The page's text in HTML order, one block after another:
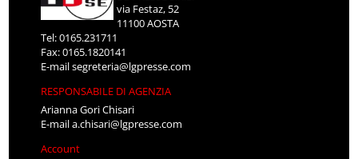
via Festaz, 52
11100 AOSTA
Tel: 0165.231711
Fax: 0165.1820141
E-mailsegreteria@lgpresse.com
RESPONSABILE DI AGENZIA
Arianna Gori Chisari
E-maila.chisari@lgpresse.com
Account